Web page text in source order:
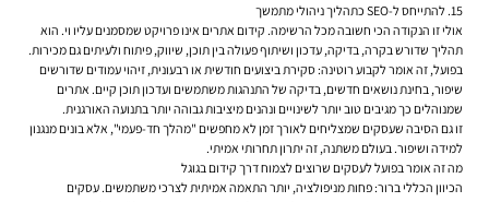
15. להתייחס ל-SEO כתהליך ניהולי מתמשך
אולי זו הנקודה הכי חשובה מכל הרשימה. קידום אתרים אינו פרויקט שמסמנים עליו וי. הוא
תהליך שדורש בקרה, בדיקה, עדכון ושיתוף פעולה בין תוכן, שיווק, פיתוח ולעיתים גם מכירות.
בפועל, זה אומר לקבוע רוטינה: סקירת ביצועים חודשית או רבעונית, זיהוי עמודים שדורשים
שיפור, בחינת נושאים חדשים, בדיקה של התנהגות משתמשים ועדכון תוכן קיים. אתרים
שמנוהלים כך מגיבים טוב יותר לשינויים ונהנים מיציבות גבוהה יותר בתנועה האורגנית.
זו גם הסיבה שעסקים שמצליחים לאורך זמן לא מחפשים "מהלך חד-פעמי", אלא בונים מנגנון
למידה ושיפור. בעולם משתנה, זה יתרון תחרותי אמיתי.
מה זה אומר בפועל לעסקים שרוצים לצמוח דרך קידום בגוגל
הכיוון הכללי ברור: פחות מניפולציה, יותר התאמה אמיתית לצרכי משתמשים. עסקים